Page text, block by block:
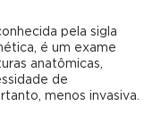
pela sigla
é um exame
anatômicas,
de
menos invasiva.